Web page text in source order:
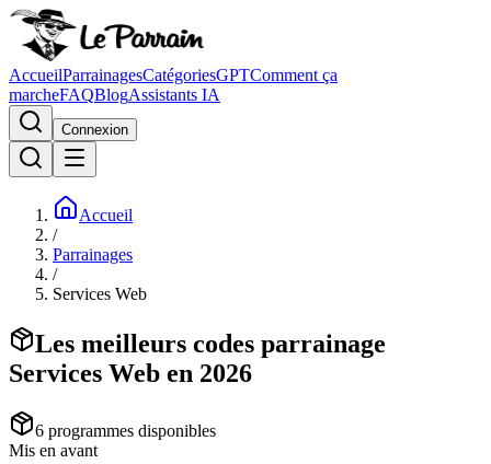
AccueilParrainagesCatégoriesGPTComment ça
marcheFAQBlogAssistants IA
Connexion
Accueil
/
Parrainages
/
Services Web
Les meilleurs codes parrainage
Services Web en 2026
6 programmes disponibles
Mis en avant